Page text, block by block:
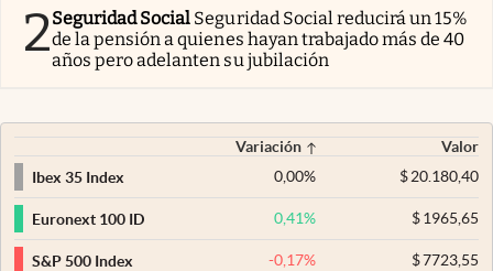
2Seguridad Social Seguridad Social reducirá un 15%
de la pensión a quienes hayan trabajado más de 40
años pero adelanten su jubilación
Variación
Valor
Ibex 35 Index
0,00% $20.180,40
Euronext 100 ID 0,41% $1965,65
S&P 500 Index -0,17% $7723,55